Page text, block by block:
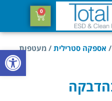
פתח
0
/ אספקה סטרילית / מעטפות